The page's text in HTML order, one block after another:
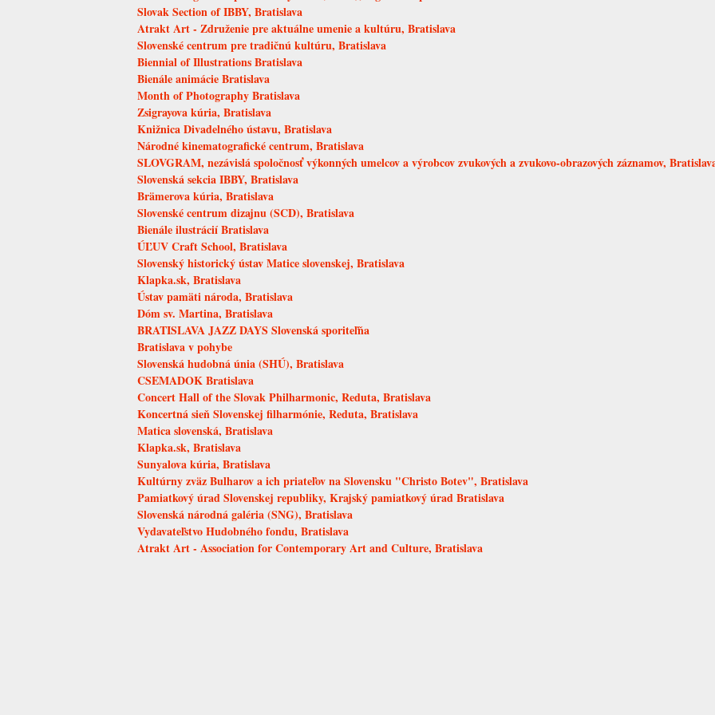
Slovak Section of IBBY, Bratislava
Atrakt Art - Združenie pre aktuálne umenie a kultúru, Bratislava
Slovenské centrum pre tradičnú kultúru, Bratislava
Biennial of Illustrations Bratislava
Bienále animácie Bratislava
Month of Photography Bratislava
Zsigrayova kúria, Bratislava
Knižnica Divadelného ústavu, Bratislava
Národné kinematografické centrum, Bratislava
SLOVGRAM, nezávislá spoločnosť výkonných umelcov a výrobcov zvukových a zvukovo-obrazových záznamov,
Slovenská sekcia IBBY, Bratislava
Brämerova kúria, Bratislava
Slovenské centrum dizajnu (SCD), Bratislava
Bienále ilustrácií Bratislava
ÚĽUV Craft School, Bratislava
Slovenský historický ústav Matice slovenskej, Bratislava
Klapka.sk, Bratislava
Ústav pamäti národa, Bratislava
Dóm sv. Martina, Bratislava
BRATISLAVA JAZZ DAYS Slovenská sporiteľňa
Bratislava v pohybe
Slovenská hudobná únia (SHÚ), Bratislava
CSEMADOK Bratislava
Concert Hall of the Slovak Philharmonic, Reduta, Bratislava
Koncertná sieň Slovenskej filharmónie, Reduta, Bratislava
Matica slovenská, Bratislava
Klapka.sk, Bratislava
Sunyalova kúria, Bratislava
Kultúrny zväz Bulharov a ich priateľov na Slovensku "Christo Botev", Bratislava
Pamiatkový úrad Slovenskej republiky, Krajský pamiatkový úrad Bratislava
Slovenská národná galéria (SNG), Bratislava
Vydavateľstvo Hudobného fondu, Bratislava
Atrakt Art - Association for Contemporary Art and Culture, Bratislava